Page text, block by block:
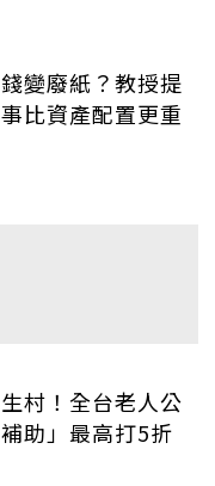
變廢紙？教授提
比資產配置更重
村！全台老人公
助」最高打5折